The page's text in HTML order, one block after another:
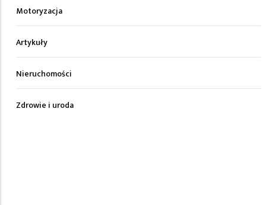
Motoryzacja
Artykuły
Nieruchomości
Zdrowie i uroda